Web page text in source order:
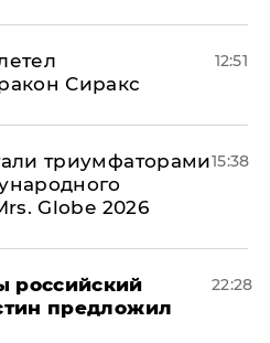
Сиракс
12:51
триумфаторами
Globe 2026
15:38
предложил
22:28